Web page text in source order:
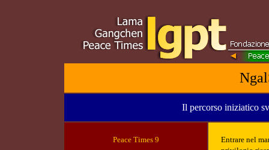
Il percorso iniziatico
Peace Times 9
Entrare nel